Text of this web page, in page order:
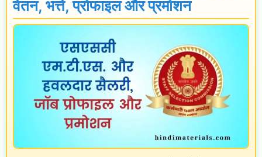
c
a
t
e
a
वेतन, भत्ते, प्रोफाइल और प्रमोशन